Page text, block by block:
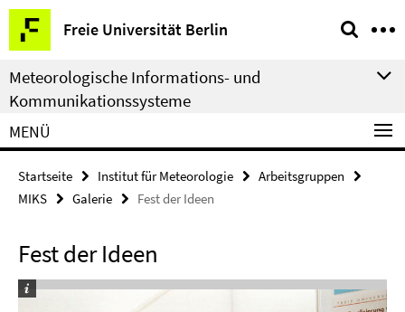
Springe
direkt
zu
Inhalt
Freie Universität Berlin
Service-
Navigation
Meteorologische Informations- und
Kommunikationssysteme
MENÜ
Startseite Institut für Meteorologie
Arbeitsgruppen
MIKS
Galerie Fest der Ideen
Fest der Ideen